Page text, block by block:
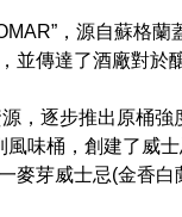
，源自蘇格蘭
傳達了酒廠對於
，逐步推出原桶強
味桶，創建了威
麥芽威士忌(金香